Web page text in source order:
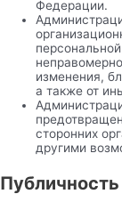
Федерации.
изменения,
а также от
сторонних
другими